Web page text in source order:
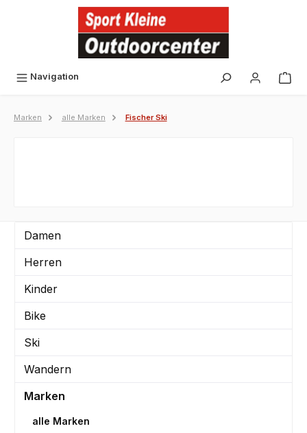
Navigation
Marken alle Marken Fischer Ski
Damen
Herren
Kinder
Bike
Ski
Wandern
Marken
alle Marken